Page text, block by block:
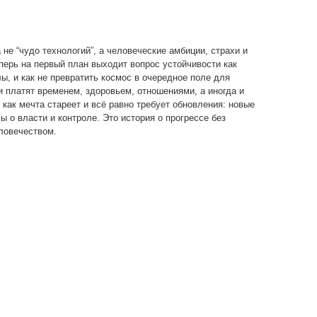
“чудо технологий”, а человеческие амбиции, страхи и
на первый план выходит вопрос устойчивости как
и как не превратить космос в очередное поле для
временем, здоровьем, отношениями, а иногда и
мечта стареет и всё равно требует обновления: новые
власти и контроле. Это история о прогрессе без